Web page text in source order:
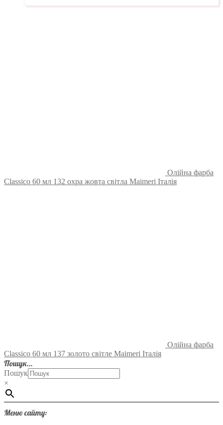
Олійна фарба
Classico 60 мл 132 охра жовта світла Maimeri Італія
Олійна фарба
Classico 60 мл 137 золото світле Maimeri Італія
Пошук…
Пошук
×
Меню сайту: